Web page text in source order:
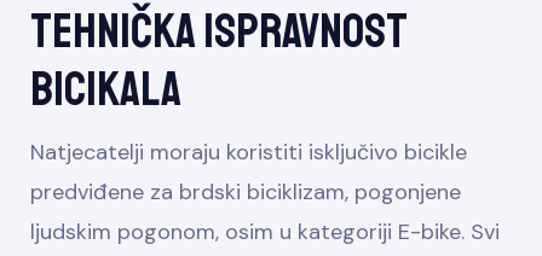
Tehnička ispravnost
bicikala
Natjecatelji moraju koristiti isključivo bicikle
predviđene za brdski biciklizam, pogonjene
ljudskim pogonom, osim u kategoriji E-bike. Svi